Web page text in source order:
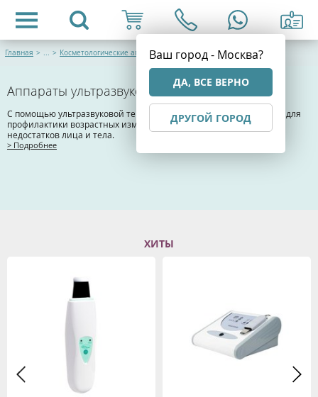
Ваш город - Москва?
ДА, ВСЕ ВЕРНО
ДРУГОЙ ГОРОД
Главная > ... > Косметологические аппараты
Аппараты ультразвуковой терапии
С помощью ультразвуковой терапии осуществляют мероприятия для
профилактики возрастных изменений и коррекции эстетических
недостатков лица и тела.
> Подробнее
ХИТЫ